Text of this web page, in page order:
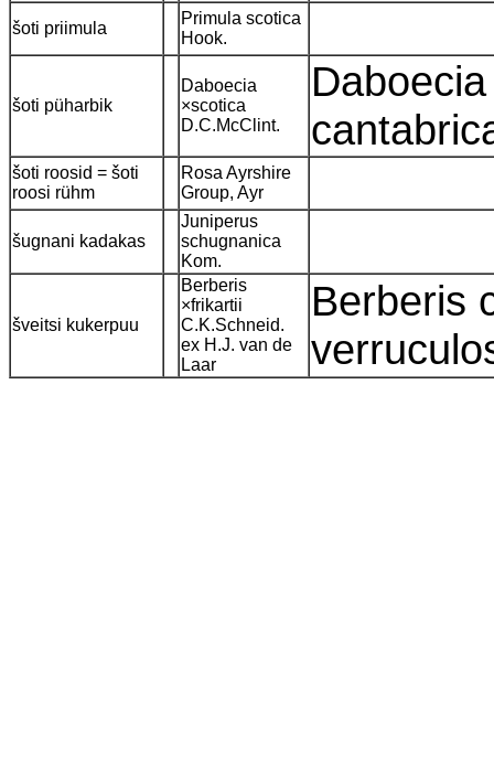
šoti priimula
Primula scotica
Hook.
šoti püharbik
Daboecia
×scotica
D.C.McClint.
šoti roosid = šoti
roosi rühm
Rosa Ayrshire
Group, Ayr
šugnani kadakas
Juniperus
schugnanica
Kom.
šveitsi kukerpuu
Berberis
×frikartii
C.K.Schneid.
ex H.J. van de
Laar
Berberis